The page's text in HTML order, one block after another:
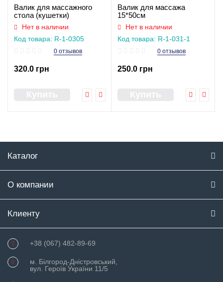
Валик для массажного
стола (кушетки)
апельсиновый 15*50см
Нет в наличии
Код товара: R-1-0305
0 отзывов
320.0 грн
Валик для массажа
15*50см
Нет в наличии
Код товара: R-1-031-1
0 отзывов
250.0 грн
Каталог
О компании
Клиенту
+38 (067) 482-89-69
м. Білгород-Дністровський,
вул. Героїв України 11/5